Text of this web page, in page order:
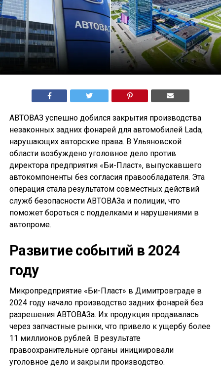
АВТОВАЗ успешно добился закрытия производства
незаконных задних фонарей для автомобилей Lada,
нарушающих авторские права. В Ульяновской
области возбуждено уголовное дело против
директора предприятия «Би-Пласт», выпускавшего
автокомпоненты без согласия правообладателя. Эта
операция стала результатом совместных действий
служб безопасности АВТОВАЗа и полиции, что
поможет бороться с подделками и нарушениями в
автопроме.
Развитие событий в 2024
году
Микропредприятие «Би-Пласт» в Димитровграде в
2024 году начало производство задних фонарей без
разрешения АВТОВАЗа. Их продукция продавалась
через запчастные рынки, что привело к ущербу более
11 миллионов рублей. В результате
правоохранительные органы инициировали
уголовное дело и закрыли производство.